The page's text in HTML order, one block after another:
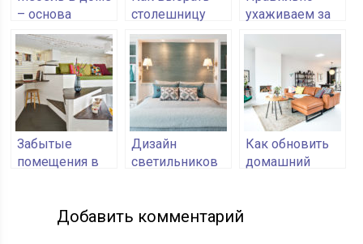
– основа
комфорта
столешницу
для кухонного
стола
ухаживаем за
плетеной
мебелью
Забытые
помещения в
их с умом
Дизайн
светильников
мода
Как обновить
домашний
Добавить комментарий